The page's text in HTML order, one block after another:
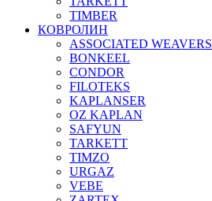
TIMBER
КОВРОЛИН
ASSOCIATED WEAVERS
BONKEEL
CONDOR
FILOTEKS
KAPLANSER
OZ KAPLAN
SAFYUN
TARKETT
TIMZO
URGAZ
VEBE